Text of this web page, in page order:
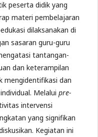
peserta didik yang
materi pembelajaran
dilaksanakan di
sasaran guru-guru
tantangan-
dan keterampilan
mengidentifikasi dan
Melalui pre-
intervensi
yang signifikan
Kegiatan ini